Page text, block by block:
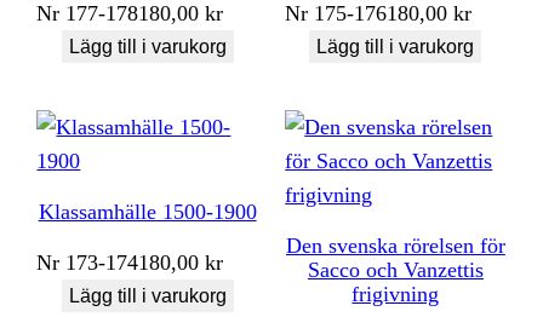
Nr 177-178180,00kr
Lägg till i varukorg
Nr 175-176180,00kr
Lägg till i varukorg
Klassamhälle 1500-1900
Nr 173-174180,00kr
Lägg till i varukorg
Den svenska rörelsen för
Sacco och Vanzettis
frigivning